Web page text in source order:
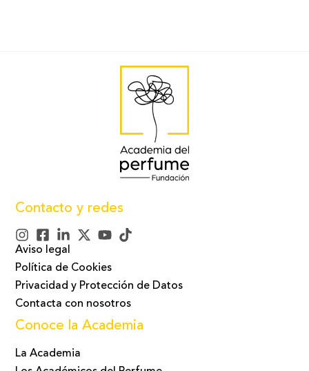
Contacto y redes
Aviso legal
Política de Cookies
Privacidad y Protección de Datos
Contacta con nosotros
Conoce la Academia
La Academia